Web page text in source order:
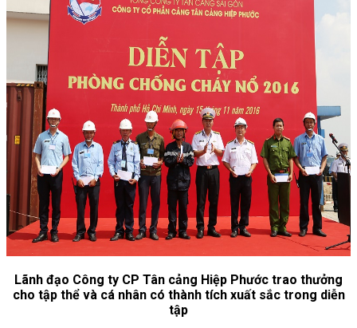
Lãnh đạo Công ty CP Tân cảng Hiệp Phước trao thưởng
cho tập thể và cá nhân có thành tích xuất sắc trong diễn
tập